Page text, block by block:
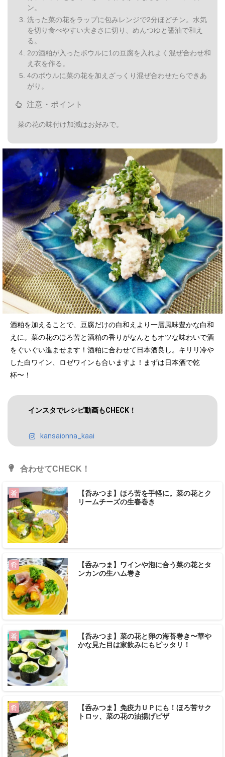
ン。
洗った菜の花をラップに包みレンジで2分ほどチン。水気
を切り食べやすい大きさに切り、めんつゆと醤油で和え
る。
2の酒粕が入ったボウルに1の豆腐を入れよく混ぜ合わせ和
え衣を作る。
4のボウルに菜の花を加えざっくり混ぜ合わせたらできあ
がり。
注意・ポイント
菜の花の味付け加減はお好みで。
酒粕を加えることで、豆腐だけの白和えより一層風味豊かな白和
えに。菜の花のほろ苦と酒粕の香りがなんともオツな味わいで酒
をぐいぐい進ませます！酒粕に合わせて日本酒良し。キリリ冷や
した白ワイン、ロゼワインも合いますよ！まずは日本酒で乾
杯〜！
インスタでレシピ動画もCHECK！
kansaionna_kaai
合わせてCHECK！
肴
【呑みつま】ほろ苦を手軽に。菜の花とク
リームチーズの生春巻き
肴
【呑みつま】ワインや泡に合う菜の花とタ
ンカンの生ハム巻き
肴
【呑みつま】菜の花と卵の海苔巻き〜華や
かな見た目は家飲みにもピッタリ！
肴
【呑みつま】免疫力ＵＰにも！ほろ苦サク
トロッ、菜の花の油揚げピザ